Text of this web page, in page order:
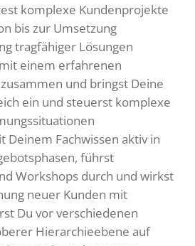
komplexe Kundenprojekte
bis zur Umsetzung
tragfähiger Lösungen
einem erfahrenen
und bringst Deine
ein und steuerst komplexe
Deinem Fachwissen aktiv in
führst
Workshops durch und wirkst
neuer Kunden mit
Du vor verschiedenen
Hierarchieebene auf